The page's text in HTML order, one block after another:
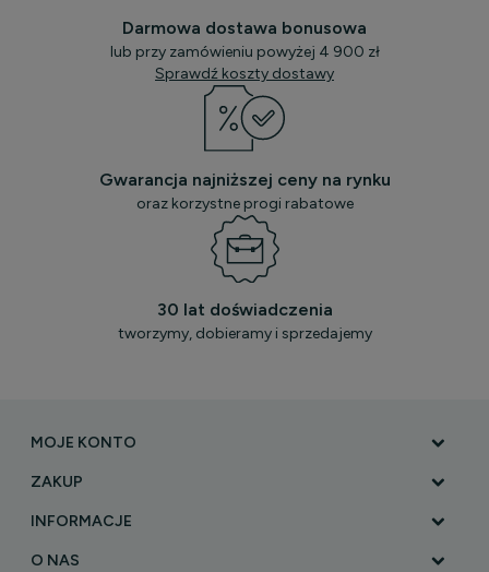
Darmowa dostawa bonusowa
lub przy zamówieniu powyżej 4 900 zł
Sprawdź koszty dostawy
Gwarancja najniższej ceny na rynku
oraz korzystne progi rabatowe
30 lat doświadczenia
tworzymy, dobieramy i sprzedajemy
MOJE KONTO
ZAKUP
INFORMACJE
O NAS